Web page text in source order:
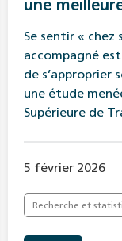
une
Se sentir «
accompagné
de s’approprier
une étude
Supérieure de
5 février 2026
Recherche et